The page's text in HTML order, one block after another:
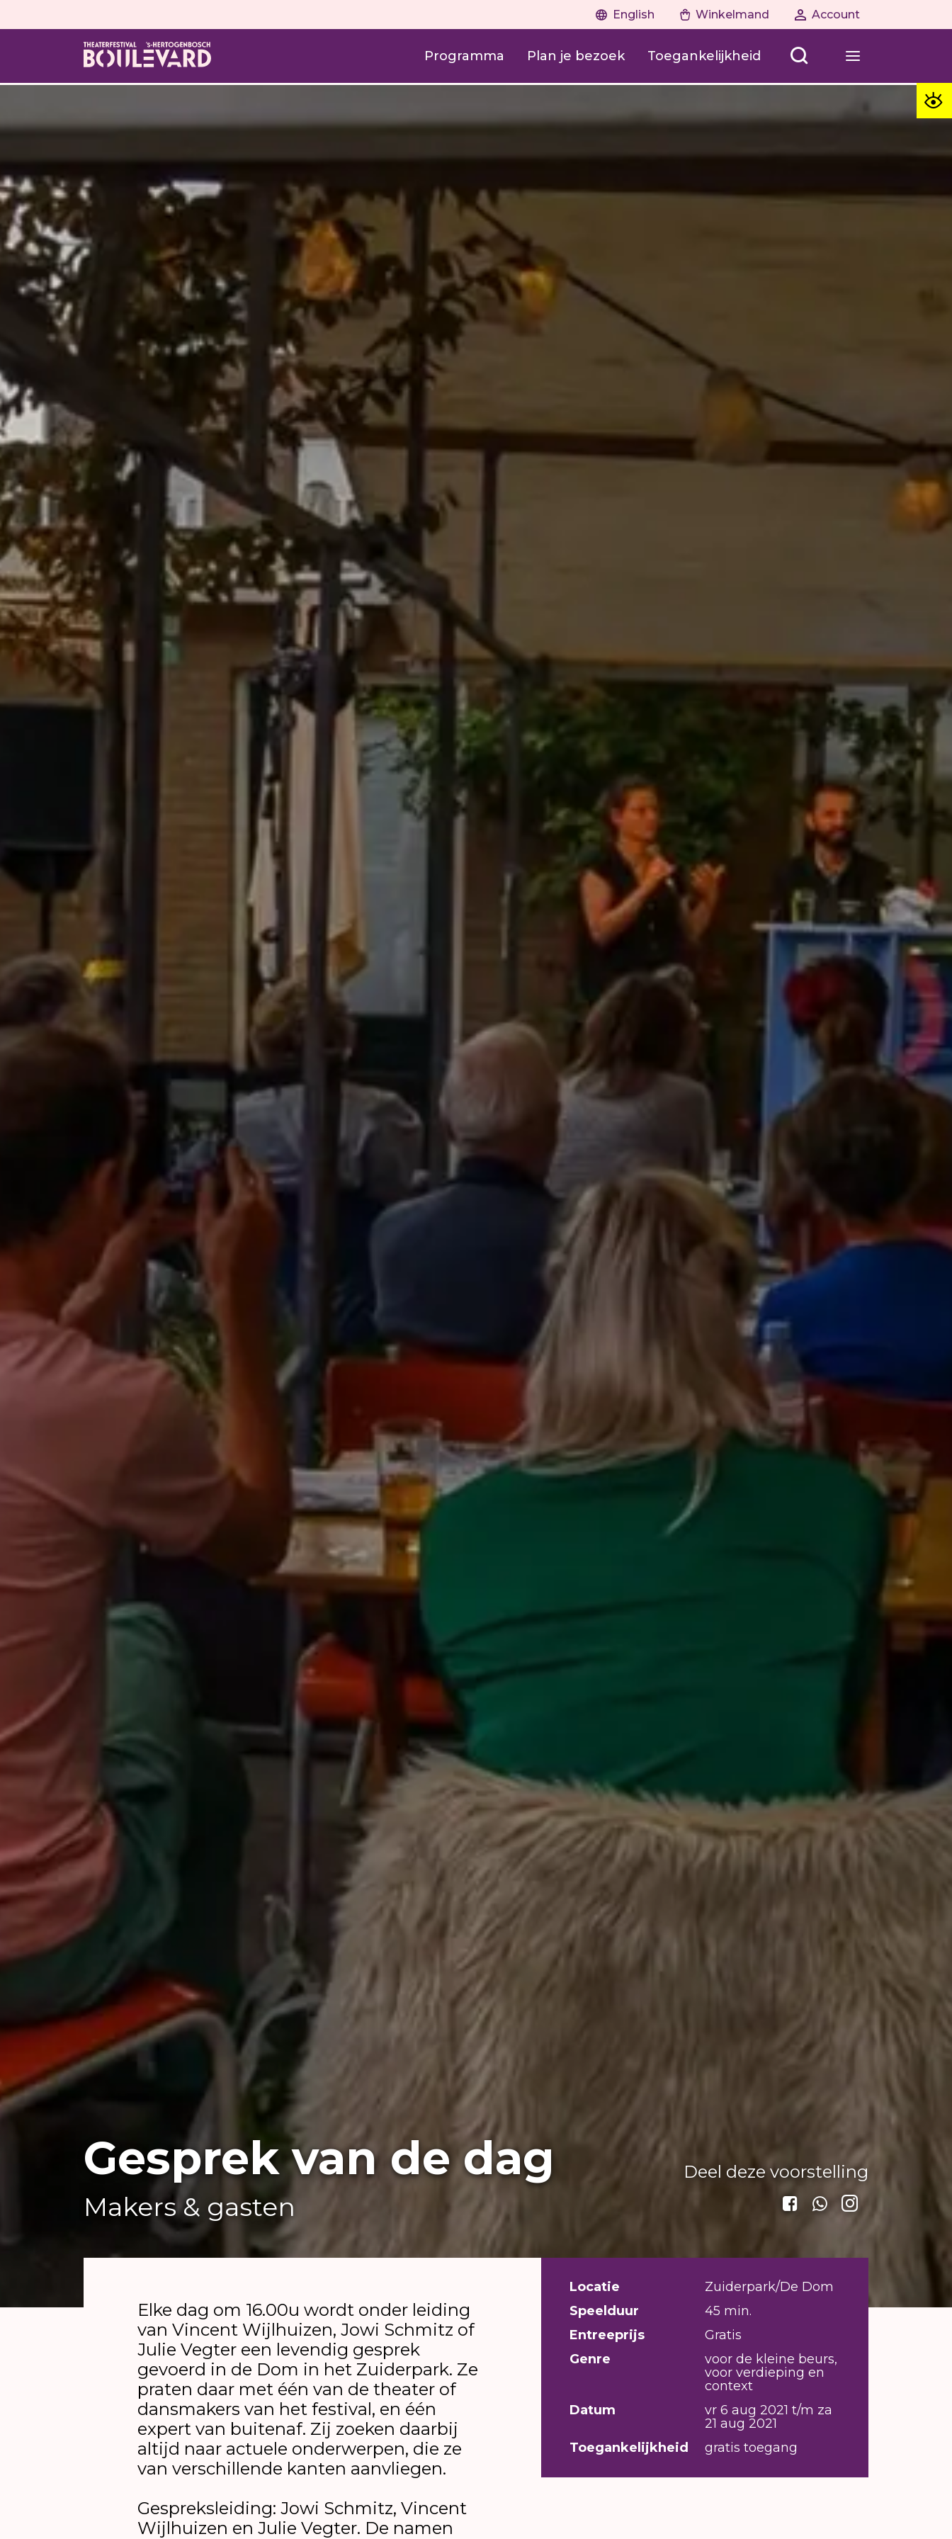
English Winkelmand Account
Programma Plan je bezoek Toegankelijkheid
Gesprek van de dag
Makers & gasten
Deel deze voorstelling
Elke dag om 16.00u wordt onder leiding
van Vincent Wijlhuizen, Jowi Schmitz of
Julie Vegter een levendig gesprek
gevoerd in de Dom in het Zuiderpark. Ze
praten daar met één van de theater of
dansmakers van het festival, en één
expert van buitenaf. Zij zoeken daarbij
altijd naar actuele onderwerpen, die ze
van verschillende kanten aanvliegen.
Gespreksleiding: Jowi Schmitz, Vincent
Wijlhuizen en Julie Vegter. De namen
Locatie
Zuiderpark/De Dom
Speelduur
45 min.
Entreeprijs
Gratis
Genre
voor de kleine beurs,
voor verdieping en
context
Datum
vr 6 aug 2021 t/m za
21 aug 2021
Toegankelijkheid
gratis toegang